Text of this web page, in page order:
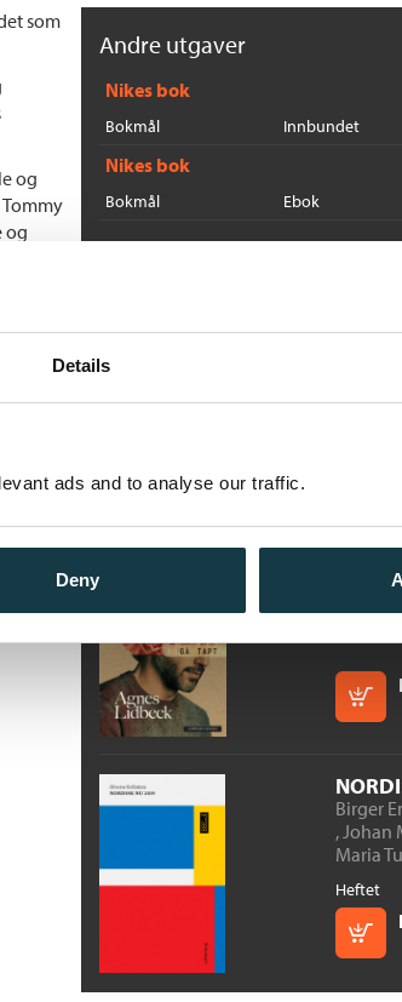
Details
ads and to analyse our traffic.
Deny
som
og
og
Andre utgaver
Nikes bok
Bokmål Innbundet
Nikes bok
Bokmål Ebok
All
Agnes
Gå
Agnes
Birger
, Johan
Maria
Heftet